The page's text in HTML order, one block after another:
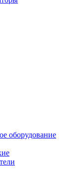
оборудование